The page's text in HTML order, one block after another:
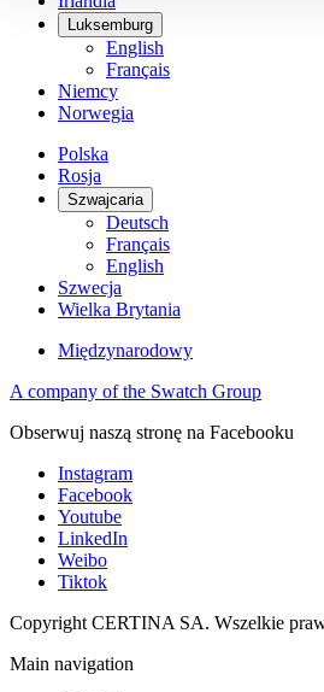
Luksemburg
English
Français
Niemcy
Norwegia
Polska
Rosja
Szwajcaria
Deutsch
Français
English
Szwecja
Wielka Brytania
Międzynarodowy
A company of the Swatch Group
Obserwuj naszą stronę na Facebooku
Instagram
Facebook
Youtube
LinkedIn
Weibo
Tiktok
Copyright CERTINA SA. Wszelkie
Main navigation